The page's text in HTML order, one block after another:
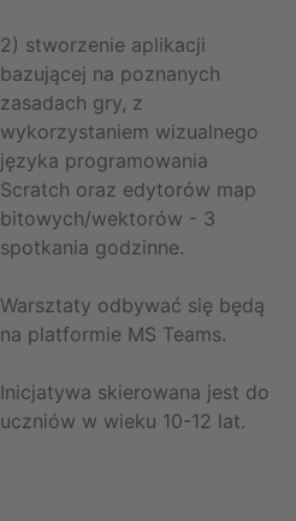
2) stworzenie aplikacji
bazującej na poznanych
zasadach gry, z
wykorzystaniem wizualnego
języka programowania
Scratch oraz edytorów map
bitowych/wektorów - 3
spotkania godzinne.
Warsztaty odbywać się będą
na platformie MS Teams.
Inicjatywa skierowana jest do
uczniów w wieku 10-12 lat.